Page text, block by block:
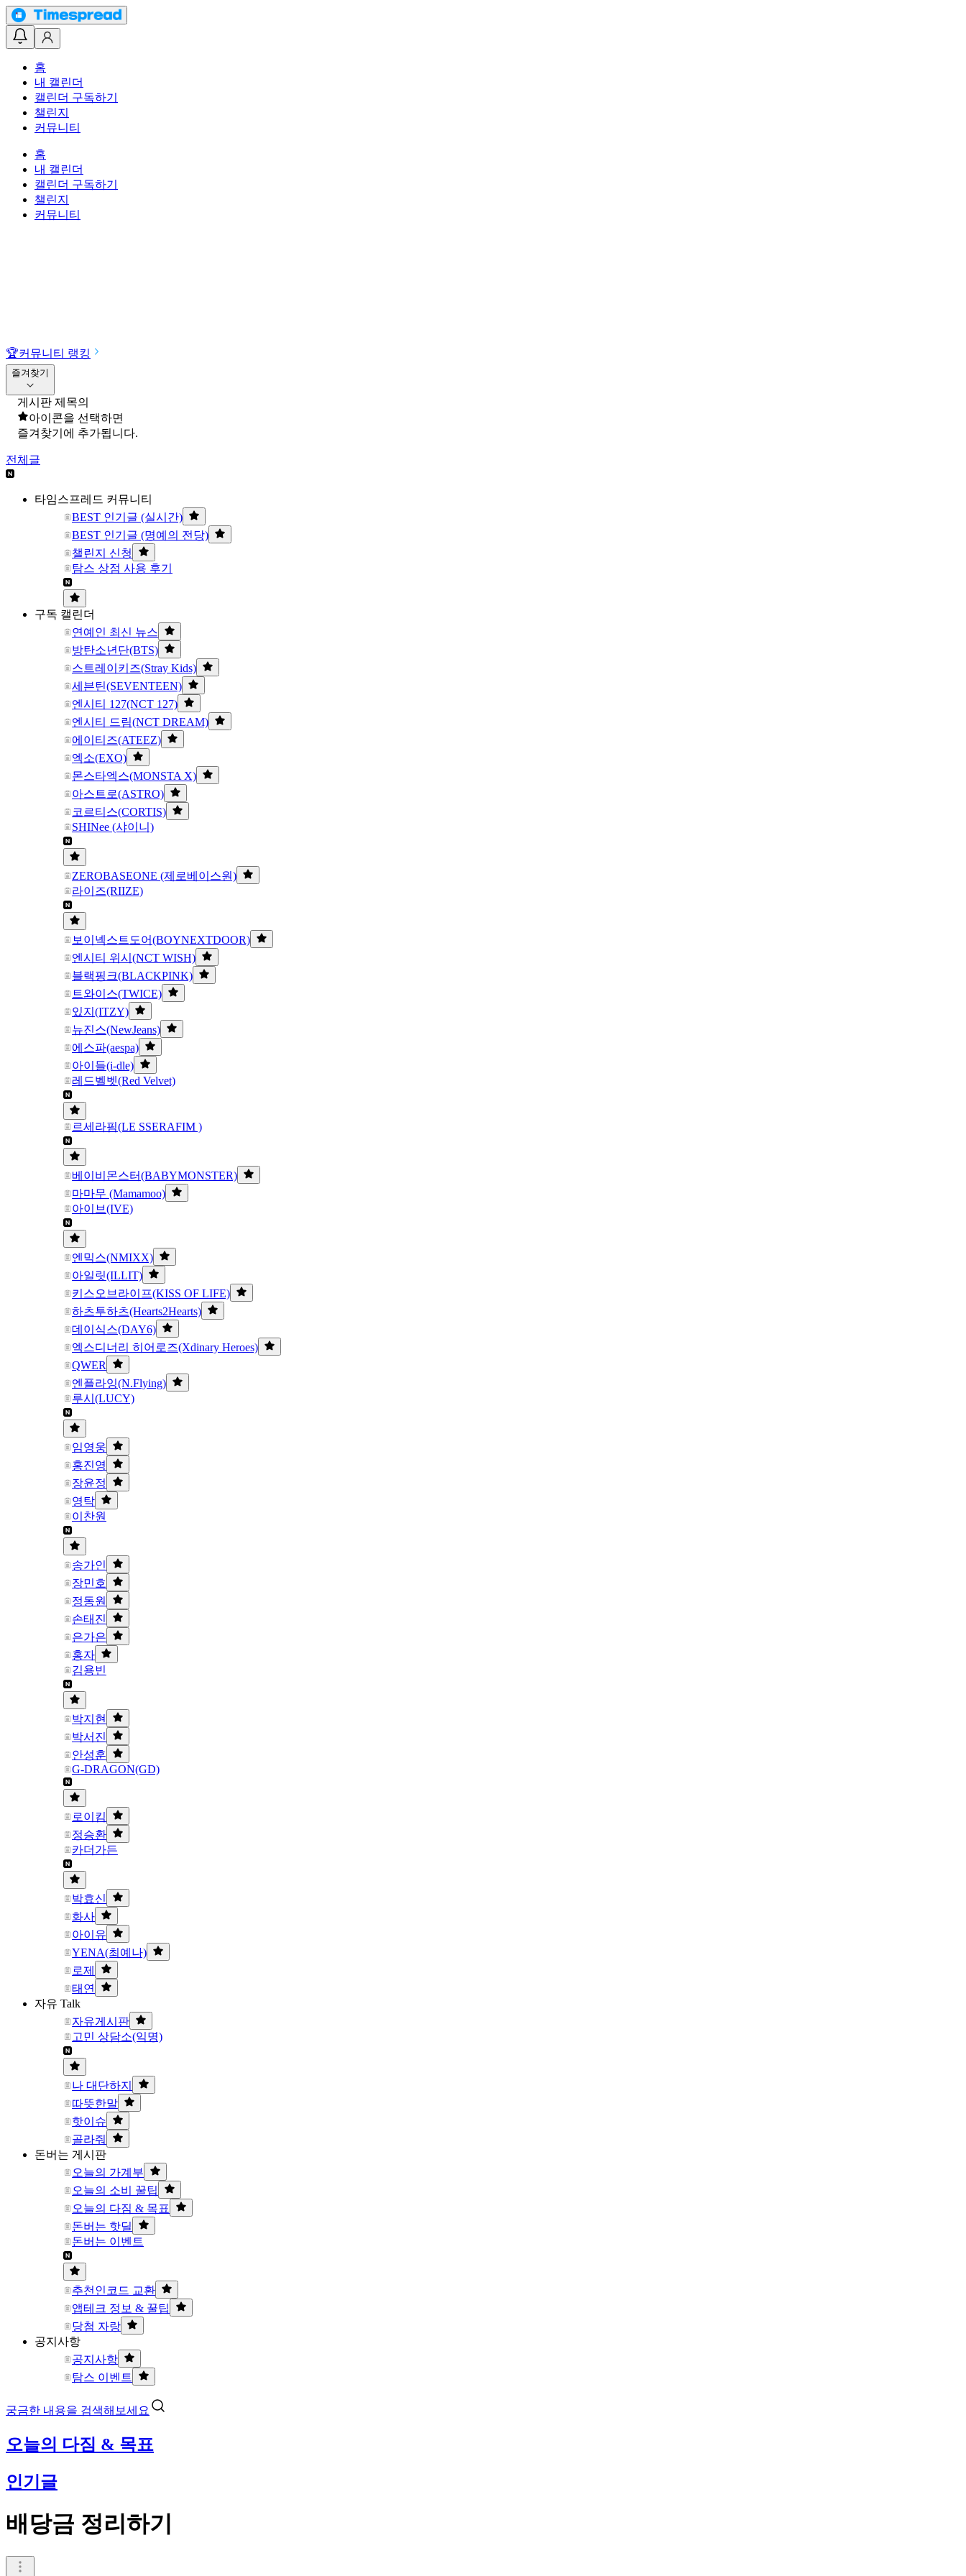
홈
내 캘린더
캘린더 구독하기
챌린지
커뮤니티
홈
내 캘린더
캘린더 구독하기
챌린지
커뮤니티
🏆커뮤니티 랭킹
즐겨찾기
게시판 제목의
아이콘을 선택하면
즐겨찾기에 추가됩니다.
전체글
타임스프레드 커뮤니티
BEST 인기글 (실시간)
BEST 인기글 (명예의 전당)
챌린지 신청
탐스 상점 사용 후기
구독 캘린더
연예인 최신 뉴스
방탄소년단(BTS)
스트레이키즈(Stray Kids)
세븐틴(SEVENTEEN)
엔시티 127(NCT 127)
엔시티 드림(NCT DREAM)
에이티즈(ATEEZ)
엑소(EXO)
몬스타엑스(MONSTA X)
아스트로(ASTRO)
코르티스(CORTIS)
SHINee (샤이니)
ZEROBASEONE (제로베이스원)
라이즈(RIIZE)
보이넥스트도어(BOYNEXTDOOR)
엔시티 위시(NCT WISH)
블랙핑크(BLACKPINK)
트와이스(TWICE)
있지(ITZY)
뉴진스(NewJeans)
에스파(aespa)
아이들(i-dle)
레드벨벳(Red Velvet)
르세라핌(LE SSERAFIM )
베이비몬스터(BABYMONSTER)
마마무 (Mamamoo)
아이브(IVE)
엔믹스(NMIXX)
아일릿(ILLIT)
키스오브라이프(KISS OF LIFE)
하츠투하츠(Hearts2Hearts)
데이식스(DAY6)
엑스디너리 히어로즈(Xdinary Heroes)
QWER
엔플라잉(N.Flying)
루시(LUCY)
임영웅
홍진영
장윤정
영탁
이찬원
송가인
장민호
정동원
손태진
은가은
홍자
김용빈
박지현
박서진
안성훈
G-DRAGON(GD)
로이킴
정승환
카더가든
박효신
화사
아이유
YENA(최예나)
로제
태연
자유 Talk
자유게시판
고민 상담소(익명)
나 대단하지
따뜻한말
핫이슈
골라줘
돈버는 게시판
오늘의 가계부
오늘의 소비 꿀팁
오늘의 다짐 & 목표
돈버는 핫딜
돈버는 이벤트
추천인코드 교환
앱테크 정보 & 꿀팁
당첨 자랑
공지사항
공지사항
탐스 이벤트
궁금한 내용을 검색해보세요
오늘의 다짐 & 목표
인기글
배당금 정리하기